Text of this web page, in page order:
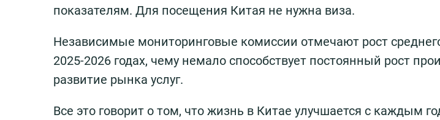
показателям. Для посещения Китая не нужна виза.
Независимые мониторинговые комиссии отмечают рост
2025-2026 годах, чему немало способствует постоянный рост
развитие рынка услуг.
Все это говорит о том, что жизнь в Китае улучшается с каждым